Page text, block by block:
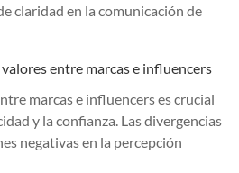
claridad en la comunicación de
entre marcas e influencers
marcas e influencers es crucial
y la confianza. Las divergencias
negativas en la percepción